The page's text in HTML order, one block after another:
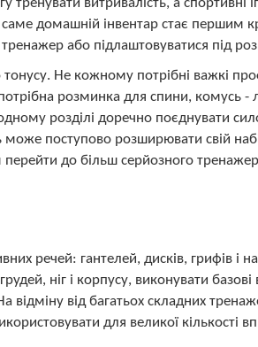
витривалість, а спортивні
домашній інвентар стає першим
або підлаштовуватися під
Не кожному потрібні важкі
розминка для спини, комусь -
розділі доречно поєднувати
поступово розширювати свій
перейти до більш серйозного
речей: гантелей, дисків, грифів і
ніг і корпусу, виконувати
від багатьох складних
для великої кількості